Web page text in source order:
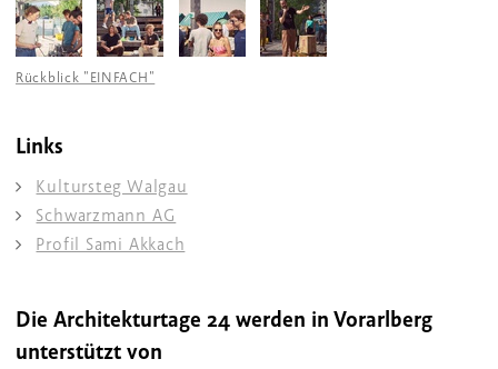
Rückblick "EINFACH"
Links
Kultursteg Walgau
Schwarzmann AG
Profil Sami Akkach
Die Architekturtage 24 werden in Vorarlberg
unterstützt von